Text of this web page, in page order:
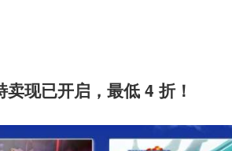
现已开启，最低 4 折！